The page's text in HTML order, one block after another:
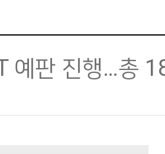
예판 진행…총